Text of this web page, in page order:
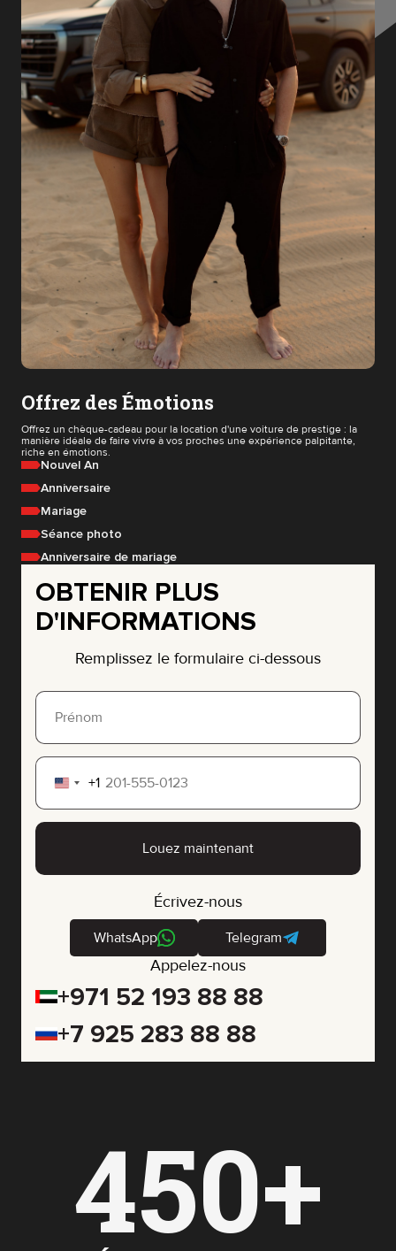
Offrez des Émotions
Offrez un chèque-cadeau pour la location d'une voiture de prestige : la
manière idéale de faire vivre à vos proches une expérience palpitante,
riche en émotions.
Nouvel An
Anniversaire
Mariage
Séance photo
Anniversaire de mariage
OBTENIR PLUS
D'INFORMATIONS
Remplissez le formulaire ci-dessous
United
States
+1
Louez maintenant
Écrivez-nous
WhatsApp Telegram
Appelez-nous
+971 52 193 88 88
+7 925 283 88 88
450+